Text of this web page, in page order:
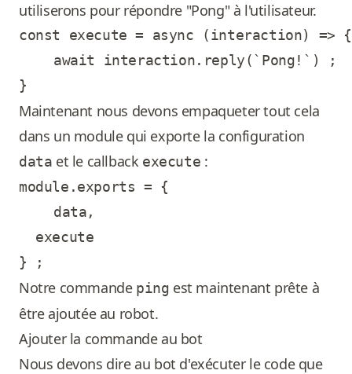
utiliserons pour répondre "Pong" à l'utilisateur.
const execute = async (interaction)
Maintenant nous devons empaqueter tout cela
dans un module qui exporte la configuration
data et le callback execute :
module.exports = {
  execute
Notre commande ping est maintenant prête à
être ajoutée au robot.
Ajouter la commande au bot
Nous devons dire au bot d'exécuter le code que